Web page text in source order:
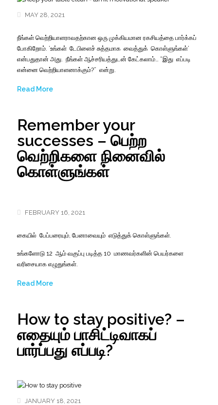
MAY 28, 2021
நீங்கள் வெற்றியாளராவதற்கான ஒரு முக்கியமான ரகசியத்தை பார்க்கப்
போகிறோம். ‘உங்கள டேபிளைச் சுத்தமாக வைத்துக் கொள்ளுங்கள்‘
என்பதுதான் அது. நீங்கள் ஆச்சரியத்துடன் கேட்கலாம்… “இத எப்படி
என்னை வெற்றியாளனாக்கும்?” என்று.
Read More
Remember your
successes – பெற்ற
வெற்றிகளை நினைவில்
கொள்ளுங்கள்
FEBRUARY 16, 2021
கையில பேப்பரையும், பேனாவையும் எடுத்துக் கொள்ளுங்கள்.
உங்களோடு 12 ஆம வகுப்பு படித்த 10 மாணவர்களின் பெயர்களை
வரிசையாக எழுதுங்கள்.
Read More
How to stay positive? –
எதையும் பாசிட்டிவாகப்
பார்ப்பது எப்படி?
JANUARY 18, 2021